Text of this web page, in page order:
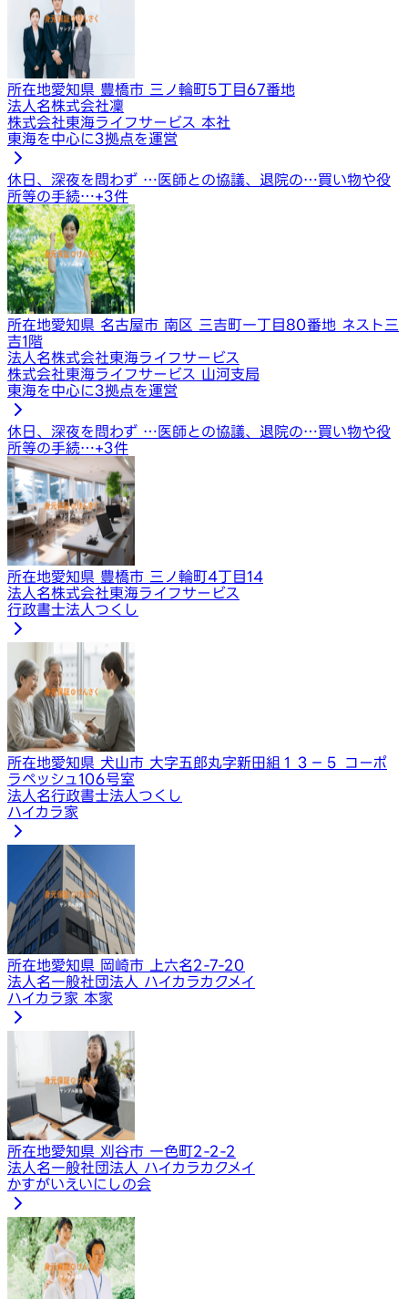
所在地愛知県 豊橋市 三ノ輪町5丁目67番地
法人名株式会社凜
株式会社東海ライフサービス 本社
東海を中心に3拠点を運営
休日、深夜を問わず …医師との協議、退院の…買い物や役
所等の手続…+3件
所在地愛知県 名古屋市 南区 三吉町一丁目80番地 ネスト三
吉1階
法人名株式会社東海ライフサービス
株式会社東海ライフサービス 山河支局
東海を中心に3拠点を運営
休日、深夜を問わず …医師との協議、退院の…買い物や役
所等の手続…+3件
所在地愛知県 豊橋市 三ノ輪町4丁目14
法人名株式会社東海ライフサービス
行政書士法人つくし
所在地愛知県 犬山市 大字五郎丸字新田組１３－５ コーポ
ラペッシュ106号室
法人名行政書士法人つくし
ハイカラ家
所在地愛知県 岡崎市 上六名2-7-20
法人名一般社団法人 ハイカラカクメイ
ハイカラ家 本家
所在地愛知県 刈谷市 一色町2-2-2
法人名一般社団法人 ハイカラカクメイ
かすがいえいにしの会